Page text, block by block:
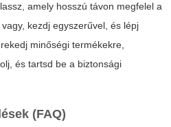
amely hosszú távon megfelel a
kezdj egyszerűvel, és lépj
minőségi termékekre,
és tartsd be a biztonsági
(FAQ)